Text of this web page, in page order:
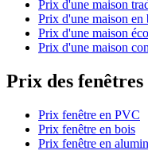
Prix d'une maison
Prix d'une maison en
Prix d'une maison
Prix d'une maison
Prix des fenêtres
Prix fenêtre en PVC
Prix fenêtre en bois
Prix fenêtre en